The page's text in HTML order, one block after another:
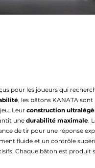
pour les joueurs qui
, les bâtons KANATA
jeu. Leurconstruction
unedurabilité maximale.
de tir pour une réponse
fluide et un contrôle
Chaque bâton est produit